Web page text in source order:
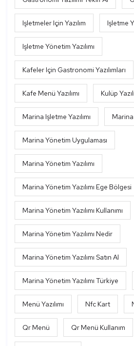
Işletmeler Için Yazılım Işletme
Işletme Yönetim Yazılımı
Kafeler Için Gastronomi Yazılımları
Kafe Menü Yazılımı Kulüp
Marina Işletme Yazılımı Marina
Marina Yönetim Uygulaması
Marina Yönetim Yazılımı
Marina Yönetim Yazılımı Ege Bölgesi
Marina Yönetim Yazılımı Kullanımı
Marina Yönetim Yazılımı Nedir
Marina Yönetim Yazılımı Satın Al
Marina Yönetim Yazılımı Türkiye
Menü Yazılımı Nfc Kart
Qr Menü Qr Menü Kullanım